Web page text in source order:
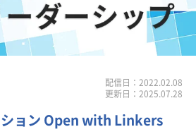
配信日：2022.02.08
更新日：2025.07.28
ション Open with Linkers